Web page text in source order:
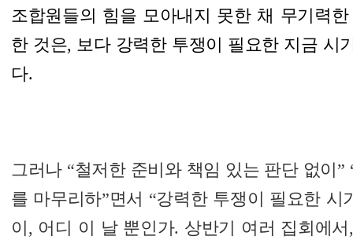
조합원들의 힘을 모아내 지 못한 채 무기력
한 것은, 보다 강력한 투쟁이 필요한 지금 시
다.
그러나 “철저한 준비와 책임 있는 판단 없이
를 마무리하”면서 “강력한 투쟁이 필요한 시
이, 어디 이 날 뿐인가. 상반기 여러 집회에